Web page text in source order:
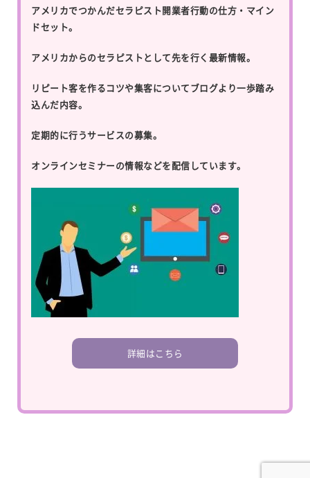
アメリカでつかんだセラピスト開業者行動の仕方・マイン
ドセット。
アメリカからのセラピストとして先を行く最新情報。
リピート客を作るコツや集客についてブログより一歩踏み
込んだ内容。
定期的に行うサービスの募集。
オンラインセミナーの情報などを配信しています。
詳細はこちら